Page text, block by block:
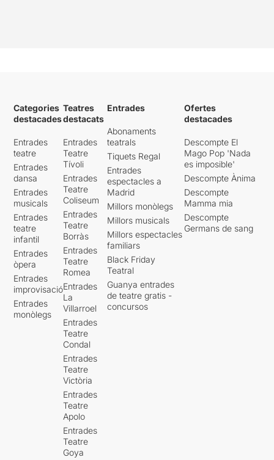
Categories
destacades
Entrades
teatre
Entrades
dansa
Entrades
musicals
Entrades
teatre
infantil
Entrades
òpera
Entrades
improvisació
Entrades
monòlegs
Teatres
destacats
Entrades
Teatre
Tívoli
Entrades
Teatre
Coliseum
Entrades
Teatre
Borràs
Entrades
Teatre
Romea
Entrades
La
Villarroel
Entrades
Teatre
Condal
Entrades
Teatre
Victòria
Entrades
Teatre
Apolo
Entrades
Teatre
Goya
Entrades
Abonaments
teatrals
Tiquets Regal
Entrades
espectacles a
Madrid
Millors monòlegs
Millors musicals
Millors espectacles
familiars
Black Friday
Teatral
Guanya entrades
de teatre gratis -
concursos
Ofertes
destacades
Descompte El
Mago Pop 'Nada
es imposible'
Descompte Ànima
Descompte
Mamma mia
Descompte
Germans de sang